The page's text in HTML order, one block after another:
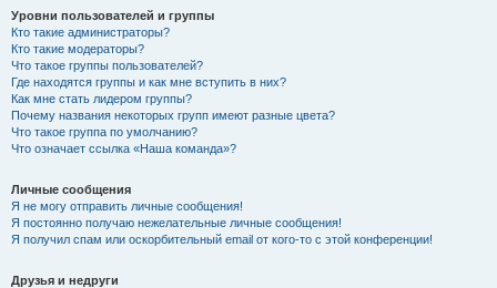
Уровни пользователей и группы
Кто такие администраторы?
Кто такие модераторы?
Что такое группы пользователей?
Где находятся группы и как мне вступить в них?
Как мне стать лидером группы?
Почему названия некоторых групп имеют разные цвета?
Что такое группа по умолчанию?
Что означает ссылка «Наша команда»?
Личные сообщения
Я не могу отправить личные сообщения!
Я постоянно получаю нежелательные личные сообщения!
Я получил спам или оскорбительный email от кого-то с этой конференции!
Друзья и недруги